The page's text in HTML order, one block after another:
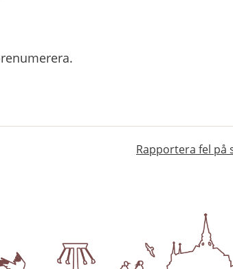
Rapportera fel på